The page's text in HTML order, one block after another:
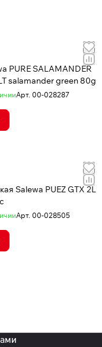
PURE SALAMANDER
salamander green 80g
Арт. 00-028287
Salewa PUEZ GTX 2L
Арт. 00-028505